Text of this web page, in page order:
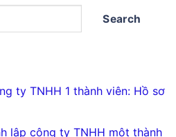
Search
ty TNHH 1 thành viên: Hồ sơ
lập công ty TNHH một thành